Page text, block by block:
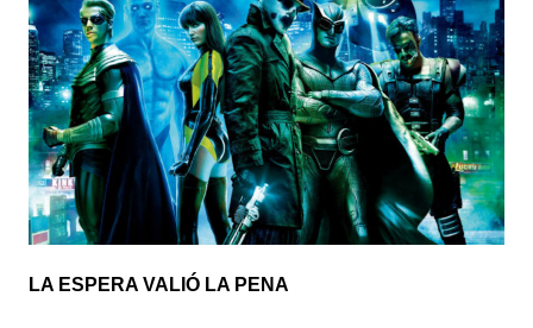
LA ESPERA VALIÓ LA PENA